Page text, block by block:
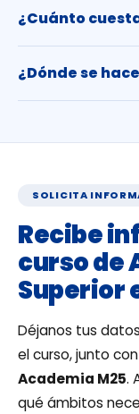
¿Cuánto
¿Dónde se
SOLICITA
Recibe
curso de
Superior
Déjanos tus
el curso, junto
Academia M25.
qué ámbitos